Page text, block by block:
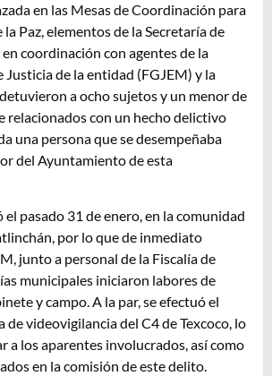
en las Mesas de Coordinación para
Paz, elementos de la Secretaría de
en coordinación con agentes de la
Justicia de la entidad (FGJEM) y la
a ocho sujetos y un menor de
relacionados con un hecho delictivo
una persona que se desempeñaba
del Ayuntamiento de esta
pasado 31 de enero, en la comunidad
por lo que de inmediato
junto a personal de la Fiscalía de
municipales iniciaron labores de
y campo. A la par, se efectuó el
de videovigilancia del C4 de Texcoco, lo
a los aparentes involucrados, así como
en la comisión de este delito.